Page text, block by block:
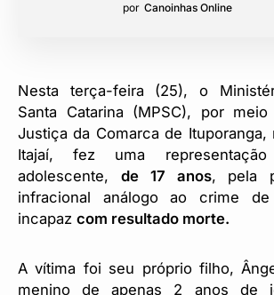
por Canoinhas Online
Nesta terça-feira (25), o
Santa Catarina (MPSC), por
Justiça da Comarca de Ituporanga,
Itajaí, fez uma
adolescente, de 17 anos, pela
infracional análogo ao crime
incapaz com resultado morte.
A vítima foi seu próprio filho,
menino de apenas 2 anos de